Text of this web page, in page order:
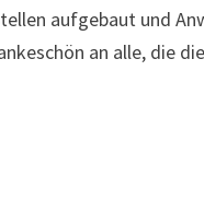
aufgebaut und
an alle, die